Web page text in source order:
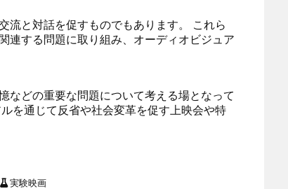
流と対話を促すものでもあります。 これら
連する問題に取り組み、オーディオビジュア
などの重要な問題について考える場となって
を通じて反省や社会変革を促す上映会や特
実験映画